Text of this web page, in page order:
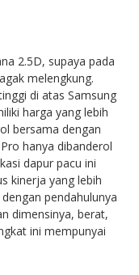
2.5D, supaya pada
melengkung.
di atas Samsung
harga yang lebih
bersama dengan
hanya dibanderol
dapur pacu ini
kinerja yang lebih
pendahulunya
dimensinya, berat,
ini mempunyai